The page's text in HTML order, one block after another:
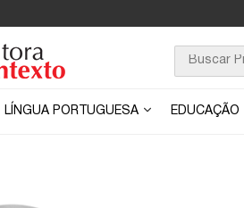
LÍNGUA PORTUGUESA EDUCAÇÃO